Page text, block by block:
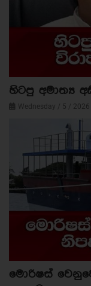
හිටපු අමාත්‍ය
Wednesday / 5 / 2026
මොරිෂස්